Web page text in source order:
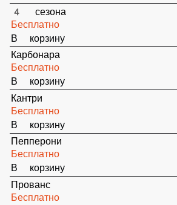
Карбонара
Бесплатно
В корзину
Кантри
Бесплатно
В корзину
Бесплатно
В корзину
Прованс
Бесплатно
В корзину